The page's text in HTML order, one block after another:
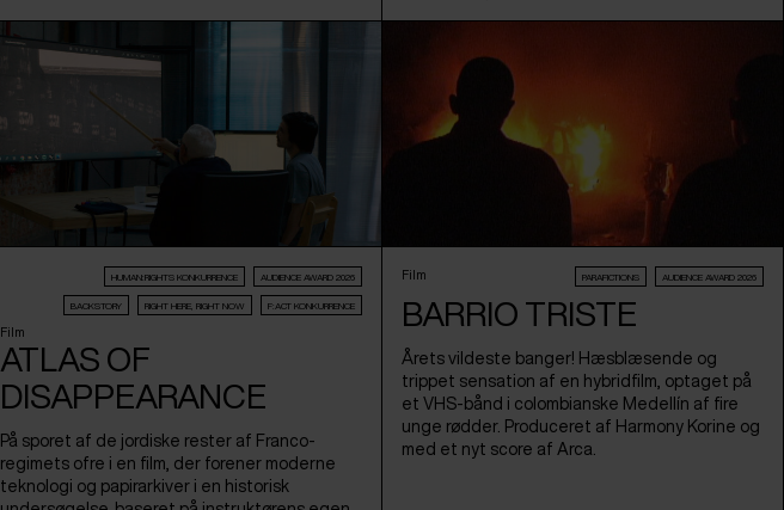
Film
BACKSTORY RIGHT HERE, RIGHT NOW F:ACT KONKURRENCE
HUMAN:RIGHTS KONKURRENCE AUDIENCE AWARD 2026
ATLAS OF
DISAPPEARANCE
På sporet af de jordiske rester af Franco-
regimets ofre i en film, der forener moderne
teknologi og papirarkiver i en historisk
Film PARAFICTIONS AUDIENCE AWARD 2026
BARRIO TRISTE
Årets vildeste banger! Hæsblæsende og
trippet sensation af en hybridfilm, optaget på
et VHS-bånd i colombianske Medellín af fire
unge rødder. Produceret af Harmony Korine og
med et nyt score af Arca.